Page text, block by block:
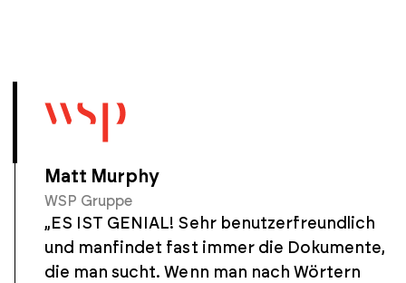
Matt Murphy
WSP Gruppe
„ES IST GENIAL! Sehr benutzerfreundlich
und manfindet fast immer die Dokumente,
die man sucht. Wenn man nach Wörtern